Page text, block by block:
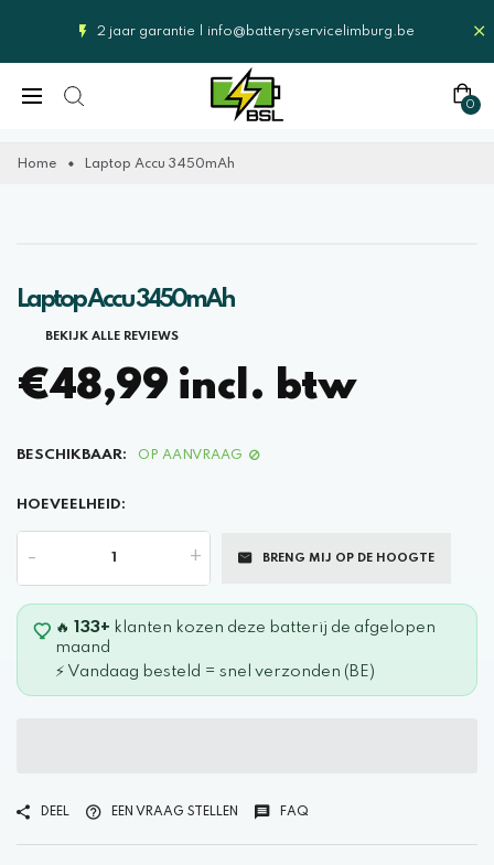
2 jaar garantie | info@batteryservicelimburg.be
0
Home Laptop Accu 3450mAh
Laptop Accu 3450mAh
BEKIJK ALLE REVIEWS
€48,99 incl. btw
BESCHIKBAAR: OP AANVRAAG
HOEVEELHEID:
- + BRENG MIJ OP DE HOOGTE
🔥 133+ klanten kozen deze batterij de afgelopen
maand
⚡ Vandaag besteld = snel verzonden (BE)
DEEL EEN VRAAG STELLEN FAQ